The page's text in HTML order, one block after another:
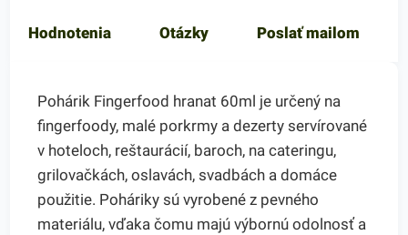
Hodnotenia Otázky Poslať mailom
Pohárik Fingerfood hranat 60ml je určený na
fingerfoody, malé porkrmy a dezerty servírované
v hoteloch, reštaurácií, baroch, na cateringu,
grilovačkách, oslavách, svadbách a domáce
použitie. Poháriky sú vyrobené z pevného
materiálu, vďaka čomu majú výbornú odolnosť a